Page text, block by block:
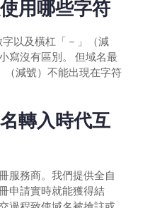
用哪些字符
以及橫杠「－」（減
寫沒有區別。 但域名最
減號）不能出現在字符
轉入時代互
服務商。我們提供全自
申請實時就能獲得結